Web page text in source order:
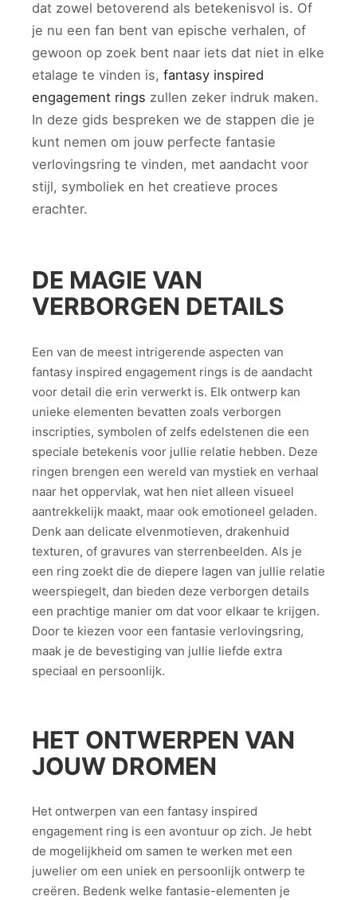
dat zowel betoverend als betekenisvol is. Of
je nu een fan bent van epische verhalen, of
gewoon op zoek bent naar iets dat niet in elke
etalage te vinden is, fantasy inspired
engagement rings zullen zeker indruk maken.
In deze gids bespreken we de stappen die je
kunt nemen om jouw perfecte fantasie
verlovingsring te vinden, met aandacht voor
stijl, symboliek en het creatieve proces
erachter.
DE MAGIE VAN
VERBORGEN DETAILS
Een van de meest intrigerende aspecten van
fantasy inspired engagement rings is de aandacht
voor detail die erin verwerkt is. Elk ontwerp kan
unieke elementen bevatten zoals verborgen
inscripties, symbolen of zelfs edelstenen die een
speciale betekenis voor jullie relatie hebben. Deze
ringen brengen een wereld van mystiek en verhaal
naar het oppervlak, wat hen niet alleen visueel
aantrekkelijk maakt, maar ook emotioneel geladen.
Denk aan delicate elvenmotieven, drakenhuid
texturen, of gravures van sterrenbeelden. Als je
een ring zoekt die de diepere lagen van jullie relatie
weerspiegelt, dan bieden deze verborgen details
een prachtige manier om dat voor elkaar te krijgen.
Door te kiezen voor een fantasie verlovingsring,
maak je de bevestiging van jullie liefde extra
speciaal en persoonlijk.
HET ONTWERPEN VAN
JOUW DROMEN
Het ontwerpen van een fantasy inspired
engagement ring is een avontuur op zich. Je hebt
de mogelijkheid om samen te werken met een
juwelier om een uniek en persoonlijk ontwerp te
creëren. Bedenk welke fantasie-elementen je